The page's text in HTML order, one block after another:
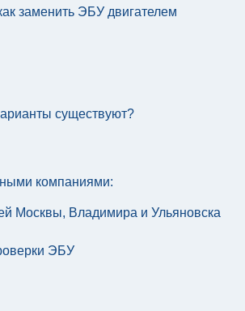
заменить ЭБУ двигателем
существуют?
компаниями:
Москвы, Владимира и Ульяновска
ЭБУ